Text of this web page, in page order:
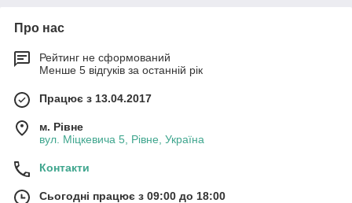
Про нас
Рейтинг не сформований
Менше 5 відгуків за останній рік
Працює з 13.04.2017
м. Рівне
вул. Міцкевича 5, Рівне, Україна
Контакти
Сьогодні працює з 09:00 до 18:00